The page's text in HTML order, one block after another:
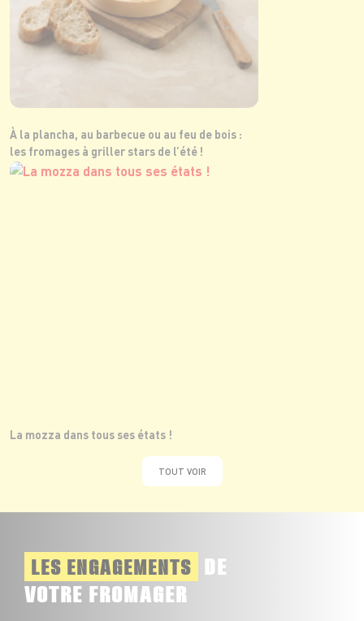
À la plancha, au barbecue ou au feu de bois :
les fromages à griller stars de l’été !
La mozza dans tous ses états !
TOUT VOIR
LES ENGAGEMENTS DE
VOTRE FROMAGER